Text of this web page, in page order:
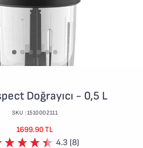
Doğrayıcı - 0,5 L
SKU :1510002111
1699.90 TL
4.3 (8)